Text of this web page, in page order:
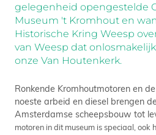
gelegenheid opengestelde
Museum 't Kromhout en
Historische Kring Weesp
van Weesp dat
onze Van Houtenkerk.
Ronkende Kromhoutmotoren en
noeste arbeid en diesel brengen
Amsterdamse scheepsbouw tot
motoren in dit museum is speciaal, ook